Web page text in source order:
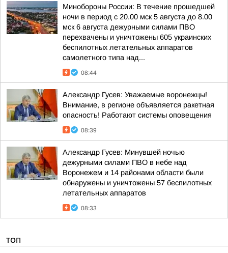
Минобороны России: В течение прошедшей
ночи в период с 20.00 мск 5 августа до 8.00
мск 6 августа дежурными силами ПВО
перехвачены и уничтожены 605 украинских
беспилотных летательных аппаратов
самолетного типа над...
08:44
Александр Гусев: Уважаемые воронежцы!
Внимание, в регионе объявляется ракетная
опасность! Работают системы оповещения
08:39
Александр Гусев: Минувшей ночью
дежурными силами ПВО в небе над
Воронежем и 14 районами области были
обнаружены и уничтожены 57 беспилотных
летательных аппаратов
08:33
ТОП